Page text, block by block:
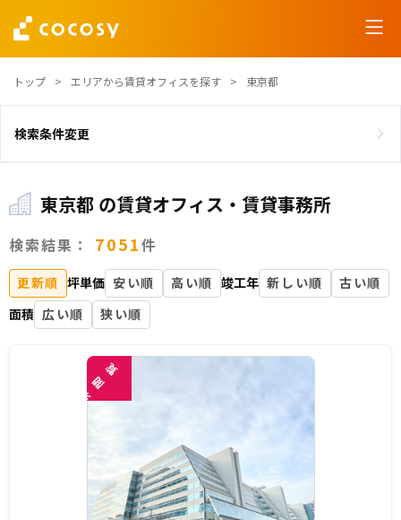
トップ エリアから賃貸オフィスを探す 東京都
検索条件変更
東京都 の賃貸オフィス・賃貸事務所
検索結果： 7051件
更新順 坪単価 安い順 高い順 竣工年 新しい順
古い順
面積 広い順 狭い順
未
閲
覧